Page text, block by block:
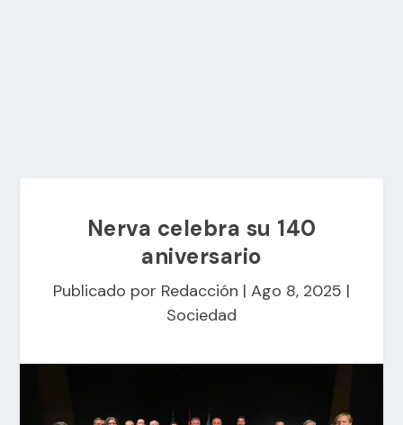
Nerva celebra su 140
aniversario
Publicado por Redacción | Ago 8, 2025 |
Sociedad